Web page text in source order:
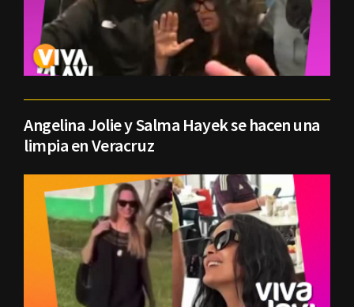
Angelina Jolie y Salma Hayek se hacen una
limpia en Veracruz